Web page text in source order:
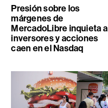
Presión sobre los
márgenes de
MercadoLibre inquieta a
inversores y acciones
caen en el Nasdaq